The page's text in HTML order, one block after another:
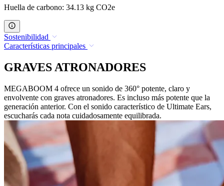
Huella de carbono: 34.13 kg CO2e
Sostenibilidad
Características principales
GRAVES ATRONADORES
MEGABOOM 4 ofrece un sonido de 360° potente, claro y
envolvente con graves atronadores. Es incluso más potente que la
generación anterior. Con el sonido característico de Ultimate Ears,
escucharás cada nota cuidadosamente equilibrada.